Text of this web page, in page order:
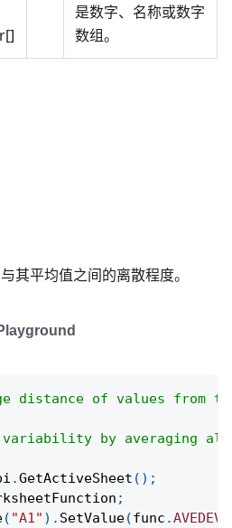
是数字、名称或数字
数组。
其平均值之间的离散程度。
distance of values from
variability by averaging
.GetActiveSheet ( ) ;
;
( "A1" ) . SetValue(func .AVEDEV